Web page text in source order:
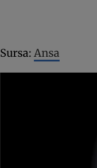
Sursa: Ansa